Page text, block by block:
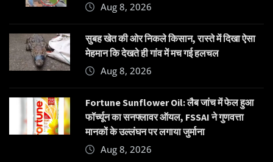
Aug 8, 2026
सुबह खेत की ओर निकले किसान, रास्ते में दिखा ऐसा
मेहमान कि देखते ही गांव में मच गई हलचल
Aug 8, 2026
Fortune Sunflower Oil: लैब जांच में फेल हुआ
फॉर्च्यून का सनफ्लावर ऑयल, FSSAI ने गुणवत्ता
मानकों के उल्लंघन पर लगाया जुर्माना
Aug 8, 2026